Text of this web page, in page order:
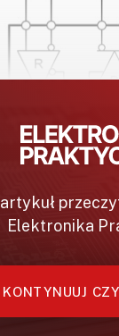
w
Sieć w
artykuł
Elektronika
KONTYNUUJ